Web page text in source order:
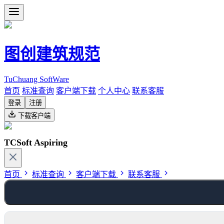
图创建筑规范
TuChuang SoftWare
首页 标准查询 客户端下载 个人中心 联系客服
登录
注册
下载客户端
TCSoft Aspiring
首页 标准查询 客户端下载 联系客服